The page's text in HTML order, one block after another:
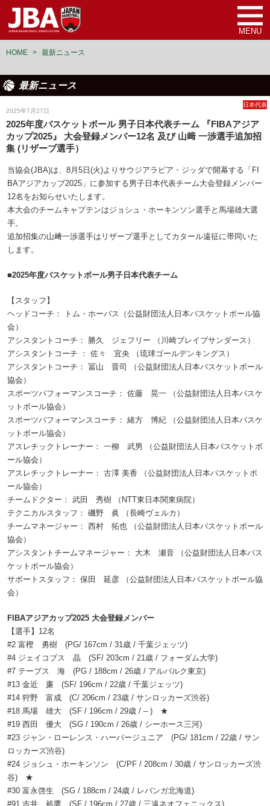
MENU
HOME > 最新ニュース
最新ニュース
2025年7月27日
日本代表
2025年度バスケットボール 男子日本代表チーム 『FIBAアジア
カップ2025』 大会登録メンバー12名 及び 山﨑 一渉選手追加招
集 (リザーブ選手）
当協会(JBA)は、8月5日(火)よりサウジアラビア・ジッダで開幕する「FI
BAアジアカップ2025」に参加する男子日本代表チーム大会登録メンバー
12名をお知らせいたします。
本大会のチームキャプテンはジョシュ・ホーキンソン選手と馬場雄大選
手。
追加招集の山﨑一渉選手はリザーブ選手としてカタール遠征に帯同いた
します。
■2025年度バスケットボール男子日本代表チーム
【スタッフ】
ヘッドコーチ： トム・ホーバス（公益財団法人日本バスケットボール協
会）
アシスタントコーチ： 勝久 ジェフリー （川崎ブレイブサンダース）
アシスタントコーチ ： 佐々 宜央 （琉球ゴールデンキングス）
アシスタントコーチ： 冨山 晋司 （公益財団法人日本バスケットボール
協会）
スポーツパフォーマンスコーチ： 佐藤 晃一 （公益財団法人日本バスケ
ットボール協会）
スポーツパフォーマンスコーチ： 緒方 博紀 （公益財団法人日本バスケ
ットボール協会）
アスレチックトレーナー： 一柳 武男 （公益財団法人日本バスケットボ
ール協会）
アスレチックトレーナー： 古澤 美香 （公益財団法人日本バスケットボ
ール協会）
チームドクター： 武田 秀樹 （NTT東日本関東病院）
テクニカルスタッフ： 磯野 眞 （長崎ヴェルカ）
チームマネージャー： 西村 拓也 （公益財団法人日本バスケットボール
協会）
アシスタントチームマネージャー： 大木 瀬音 （公益財団法人日本バス
ケットボール協会）
サポートスタッフ： 保田 延彦 （公益財団法人日本バスケットボール協
会）
FIBAアジアカップ2025 大会登録メンバー
【選手】12名
#2 富樫 勇樹 (PG/ 167cm / 31歳 / 千葉ジェッツ)
#4 ジェイコブス 晶 (SF/ 203cm / 21歳 / フォーダム大学)
#7 テーブス 海 (PG / 188cm / 26歳 / アルバルク東京)
#13 金近 廉 (SF/ 196cm / 22歳 / 千葉ジェッツ)
#14 狩野 富成 (C/ 206cm / 23歳 / サンロッカーズ渋谷)
#18 馬場 雄大 (SF / 196cm / 29歳 / – ) ★
#19 西田 優大 (SG / 190cm / 26歳 / シーホース三河)
#23 ジャン・ローレンス・ハーパージュニア (PG/ 181cm / 22歳 / サン
ロッカーズ渋谷)
#24 ジョシュ・ホーキンソン (C/PF / 208cm / 30歳 / サンロッカーズ渋
谷) ★
#30 富永啓生 (SG / 188cm / 24歳 / レバンガ北海道)
#91 吉井 裕鷹 (SF / 196cm / 27歳 / 三遠ネオフェニックス)